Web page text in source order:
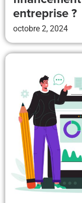
entreprise ?
octobre 2, 2024